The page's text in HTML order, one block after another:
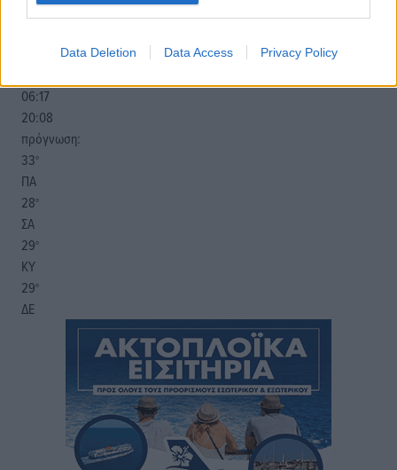
Data Deletion Data Access Privacy Policy
%
06:17
20:08
πρόγνωση:
33°
ΠΑ
28°
ΣΑ
29°
ΚΥ
29°
ΔΕ